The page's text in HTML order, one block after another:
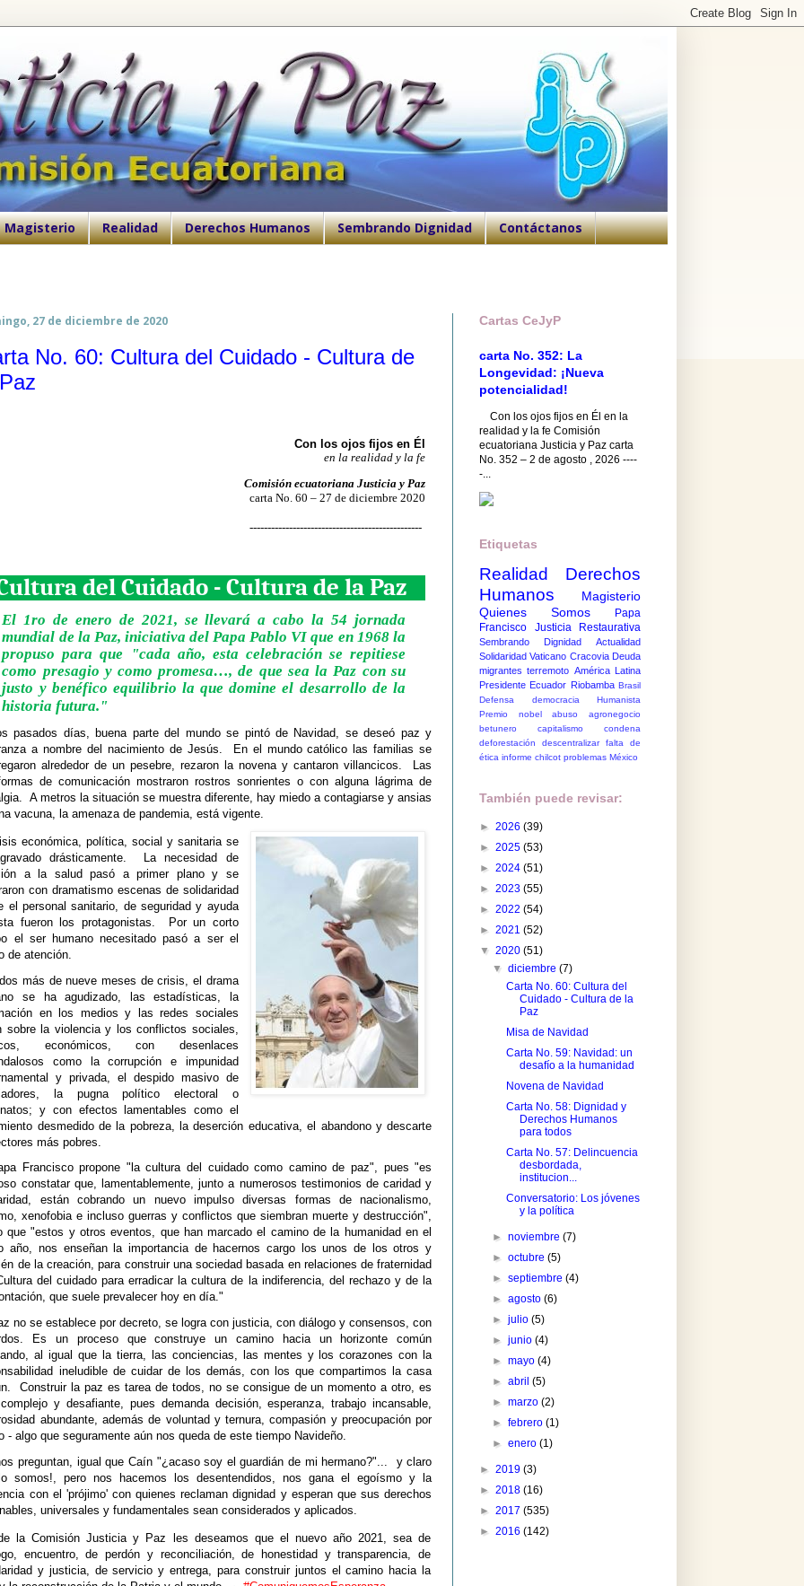
Magisterio Realidad Derechos Humanos Sembrando Dignidad Contáctanos
27 de diciembre de 2020
No. 60: Cultura del Cuidado - Cultura de
Con los ojos fijos en Él
en la realidad y la fe
Comisión ecuatoriana Justicia y Paz
carta No. 60 – 27 de diciembre 2020
------------------------------------------------
del Cuidado - Cultura de la Paz
El 1ro de enero de 2021, se llevará a cabo la 54 jornada
mundial de la Paz, iniciativa del Papa Pablo VI que en 1968 la
propuso para que "cada año, esta celebración se repitiese
como presagio y como promesa…, de que sea la Paz con su
justo y benéfico equilibrio la que domine el desarrollo de la
historia futura."
pasados días, buena parte del mundo se pintó de Navidad, se deseó paz y
a nombre del nacimiento de Jesús.
En el mundo católico las familias se
alrededor de un pesebre, rezaron la novena y cantaron villancicos.
Las
de comunicación mostraron rostros sonrientes o con alguna lágrima de
A metros la situación se muestra diferente, hay miedo a contagiarse y ansias
vacuna, la amenaza de pandemia, está vigente.
económica, política, social y sanitaria se
drásticamente.
La necesidad de
a la salud pasó a primer plano y se
con dramatismo escenas de solidaridad
el personal sanitario, de seguridad y ayuda
fueron los protagonistas.
Por un corto
el ser humano necesitado pasó a ser el
de atención.
más de nueve meses de crisis, el drama
se ha agudizado, las estadísticas, la
en los medios y las redes sociales
sobre la violencia y los conflictos sociales,
económicos, con desenlaces
como la corrupción e impunidad
y privada, el despido masivo de
la pugna político electoral o
y con efectos lamentables como el
desmedido de la pobreza, la deserción educativa, el abandono y descarte
más pobres.
Francisco propone "la cultura del cuidado como camino de paz", pues "es
constatar que, lamentablemente, junto a numerosos testimonios de caridad y
están cobrando un nuevo impulso diversas formas de nacionalismo,
xenofobia e incluso guerras y conflictos que siembran muerte y destrucción",
que "estos y otros eventos, que han marcado el camino de la humanidad en el
año, nos enseñan la importancia de hacernos cargo los unos de los otros y
de la creación, para construir una sociedad basada en relaciones de fraternidad
del cuidado para erradicar la cultura de la indiferencia, del rechazo y de la
que suele prevalecer hoy en día."
no se establece por decreto, se logra con justicia, con diálogo y consensos, con
Es un proceso que construye un camino hacia un horizonte común
al igual que la tierra, las conciencias, las mentes y los corazones con la
ineludible de cuidar de los demás, con los que compartimos la casa
Construir la paz es tarea de todos, no se consigue de un momento a otro, es
y desafiante, pues demanda decisión, esperanza, trabajo incansable,
abundante, además de voluntad y ternura, compasión y preocupación por
- algo que seguramente aún nos queda de este tiempo Navideño.
preguntan, igual que Caín "¿acaso soy el guardián de mi hermano?"...
y claro
somos!, pero nos hacemos los desentendidos, nos gana el egoísmo y la
con el 'prójimo' con quienes reclaman dignidad y esperan que sus derechos
universales y fundamentales sean considerados y aplicados.
la Comisión Justicia y Paz les deseamos que el nuevo año 2021, sea de
encuentro, de perdón y reconciliación, de honestidad y transparencia, de
y justicia, de servicio y entrega, para construir juntos el camino hacia la
Cartas CeJyP
carta No. 352: La
Longevidad: ¡Nueva
potencialidad!
Con los ojos fijos en Él en la
realidad y la fe Comisión
ecuatoriana Justicia y Paz carta
No. 352 – 2 de agosto , 2026 ----
-...
Etiquetas
Realidad
Derechos
Humanos
Magisterio
Quienes Somos
Papa
Francisco
Justicia Restaurativa
Sembrando Dignidad
Actualidad
Solidaridad Vaticano Cracovia Deuda
migrantes terremoto América Latina
Presidente Ecuador Riobamba Brasil
Defensa democracia
Humanista
Premio nobel
abuso
agronegocio
betunero
capitalismo
condena
deforestación
descentralizar
falta de
ética informe chilcot problemas México
También puede revisar:
► 2026 (39)
► 2025 (53)
► 2024 (51)
► 2023 (55)
► 2022 (54)
► 2021 (52)
▼ 2020 (51)
▼diciembre(7)
Carta No. 60: Cultura del
Cuidado - Cultura de la
Paz
Misa de Navidad
Carta No. 59: Navidad: un
desafío a la humanidad
Novena de Navidad
Carta No. 58: Dignidad y
Derechos Humanos
para todos
Carta No. 57: Delincuencia
desbordada,
institucion...
Conversatorio: Los jóvenes
y la política
►noviembre(7)
►octubre(5)
►septiembre(4)
►agosto(6)
►julio(5)
►junio(4)
►mayo(4)
►abril(5)
►marzo(2)
►febrero(1)
►enero(1)
► 2019 (3)
► 2018 (16)
► 2017 (535)
► 2016 (142)